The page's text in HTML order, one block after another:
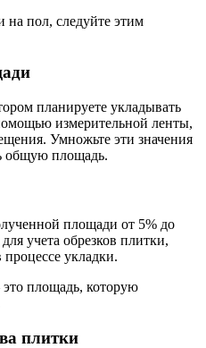
на пол, следуйте этим
планируете укладывать
измерительной ленты,
Умножьте эти значения
общую площадь.
площади от 5% до
учета обрезков плитки,
укладки.
площадь, которую
плитки